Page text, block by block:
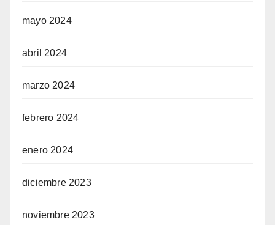
mayo 2024
abril 2024
marzo 2024
febrero 2024
enero 2024
diciembre 2023
noviembre 2023